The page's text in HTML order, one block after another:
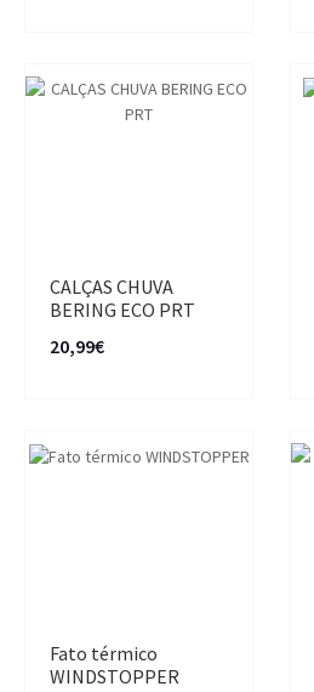
CALÇAS CHUVA
BERING ECO PRT
20,99€
Fato térmico
WINDSTOPPER